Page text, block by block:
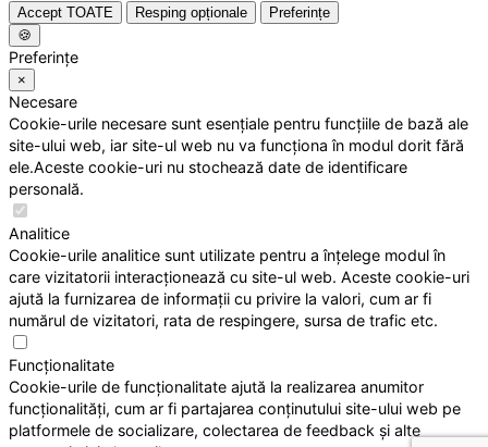
Accept TOATE Resping opționale
Preferințe
🍪
Preferințe
×
Necesare
Cookie-urile necesare sunt esențiale pentru funcțiile de bază ale
site-ului web, iar site-ul web nu va funcționa în modul dorit fără
ele.Aceste cookie-uri nu stochează date de identificare
personală.
Analitice
Cookie-urile analitice sunt utilizate pentru a înțelege modul în
care vizitatorii interacționează cu site-ul web. Aceste cookie-uri
ajută la furnizarea de informații cu privire la valori, cum ar fi
numărul de vizitatori, rata de respingere, sursa de trafic etc.
Funcționalitate
Cookie-urile de funcționalitate ajută la realizarea anumitor
funcționalități, cum ar fi partajarea conținutului site-ului web pe
platformele de socializare, colectarea de feedback și alte